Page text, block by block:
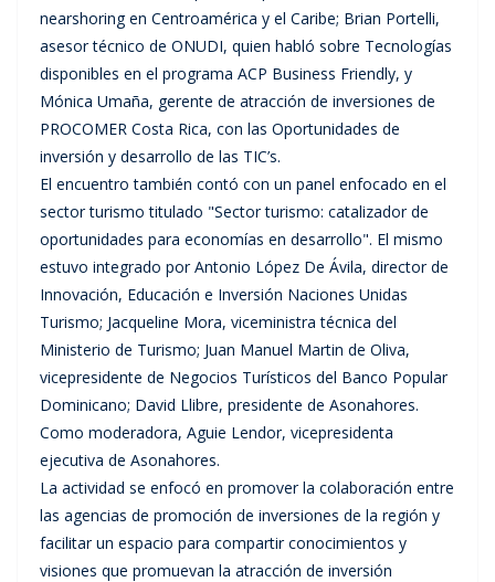
nearshoring en Centroamérica y el Caribe; Brian Portelli,
asesor técnico de ONUDI, quien habló sobre Tecnologías
disponibles en el programa ACP Business Friendly, y
Mónica Umaña, gerente de atracción de inversiones de
PROCOMER Costa Rica, con las Oportunidades de
inversión y desarrollo de las TIC’s.
El encuentro también contó con un panel enfocado en el
sector turismo titulado "Sector turismo: catalizador de
oportunidades para economías en desarrollo". El mismo
estuvo integrado por Antonio López De Ávila, director de
Innovación, Educación e Inversión Naciones Unidas
Turismo; Jacqueline Mora, viceministra técnica del
Ministerio de Turismo; Juan Manuel Martin de Oliva,
vicepresidente de Negocios Turísticos del Banco Popular
Dominicano; David Llibre, presidente de Asonahores.
Como moderadora, Aguie Lendor, vicepresidenta
ejecutiva de Asonahores.
La actividad se enfocó en promover la colaboración entre
las agencias de promoción de inversiones de la región y
facilitar un espacio para compartir conocimientos y
visiones que promuevan la atracción de inversión